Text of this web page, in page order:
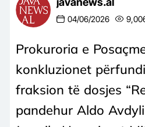
04/06/2026
Prokuroria e
konkluzionet
fraksion të dosjes
pandehur Aldo